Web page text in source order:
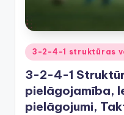
Posted
in
3-2-4-1 struktūras
3-2-4-1
pielāgojamība,
pielāgojumi,